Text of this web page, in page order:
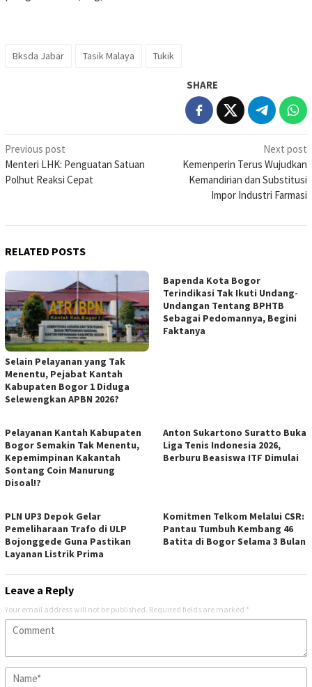
Bksda Jabar Tasik Malaya Tukik
SHARE
Post
navigation
Previous post
Menteri LHK: Penguatan Satuan
Polhut Reaksi Cepat
Next post
Kemenperin Terus Wujudkan
Kemandirian dan Substitusi
Impor Industri Farmasi
RELATED POSTS
Selain Pelayanan yang Tak
Menentu, Pejabat Kantah
Kabupaten Bogor 1 Diduga
Selewengkan APBN 2026?
Bapenda Kota Bogor
Terindikasi Tak Ikuti Undang-
Undangan Tentang BPHTB
Sebagai Pedomannya, Begini
Faktanya
Pelayanan Kantah Kabupaten
Bogor Semakin Tak Menentu,
Kepemimpinan Kakantah
Sontang Coin Manurung
Disoal!?
Anton Sukartono Suratto Buka
Liga Tenis Indonesia 2026,
Berburu Beasiswa ITF Dimulai
PLN UP3 Depok Gelar
Pemeliharaan Trafo di ULP
Bojonggede Guna Pastikan
Layanan Listrik Prima
Komitmen Telkom Melalui CSR:
Pantau Tumbuh Kembang 46
Batita di Bogor Selama 3 Bulan
Leave a Reply
Your email address will not be published. Required fields are marked *